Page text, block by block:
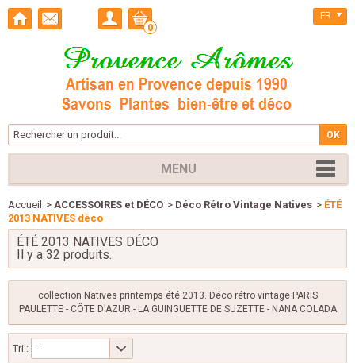
0
FR
MENU
Accueil > ACCESSOIRES et DÉCO > Déco Rétro Vintage Natives > ÉTÉ
2013 NATIVES déco
ÉTÉ 2013 NATIVES DÉCO
Il y a 32 produits.
collection Natives printemps été 2013. Déco rétro vintage PARIS
PAULETTE - CÔTE D'AZUR - LA GUINGUETTE DE SUZETTE - NANA COLADA
Tri : --